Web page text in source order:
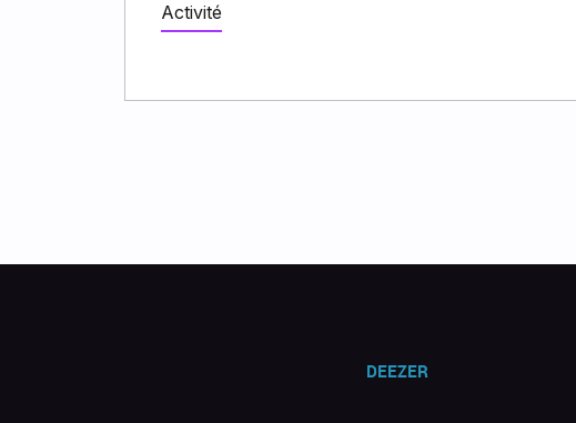
Activité
DEEZER